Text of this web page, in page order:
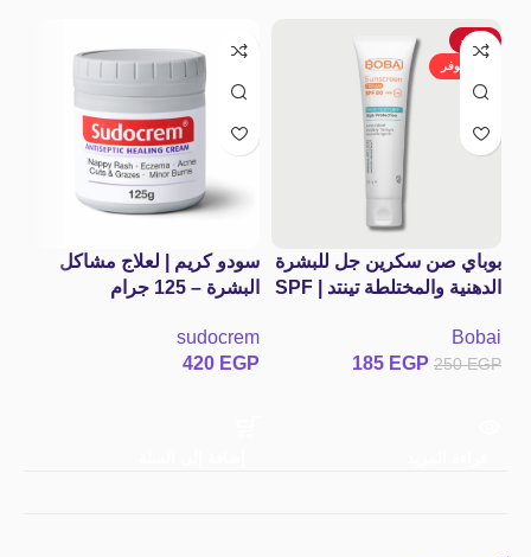
-26%
غير متوفر
بوباي صن سكرين جل للبشرة
الدهنية والمختلطة تينتد | SPF
Bobai
250EGP
185 EGP
سودو كريم | لعلاج مشاكل
البشرة – 125 جرام
Healing Eczema
Woundsm
sudocrem
420 EGP